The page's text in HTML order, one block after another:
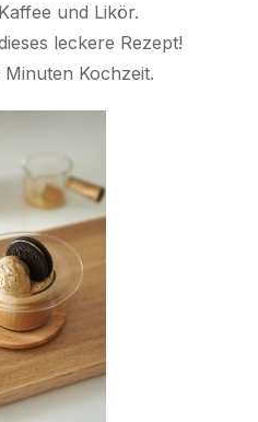
und Likör.
leckere Rezept!
Kochzeit.